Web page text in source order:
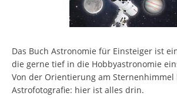
Das Buch Astronomie für Einsteiger ist
die gerne tief in die Hobbyastronomie
Von der Orientierung am Sternenhimmel
Astrofotografie: hier ist alles drin.